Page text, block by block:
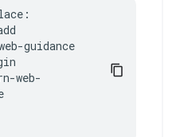
guidance
web-